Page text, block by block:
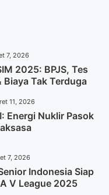
7, 2026
2025: BPJS, Tes
Biaya Tak Terduga
11, 2026
Energi Nuklir Pasok
7, 2026
Indonesia Siap
V League 2025